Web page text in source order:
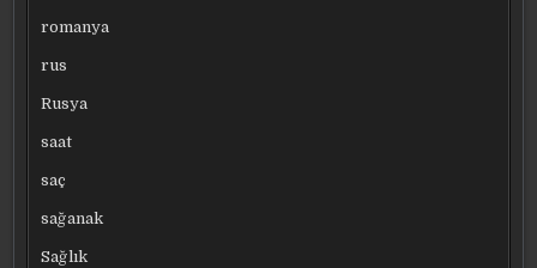
romanya
rus
Rusya
saat
saç
sağanak
Sağlık